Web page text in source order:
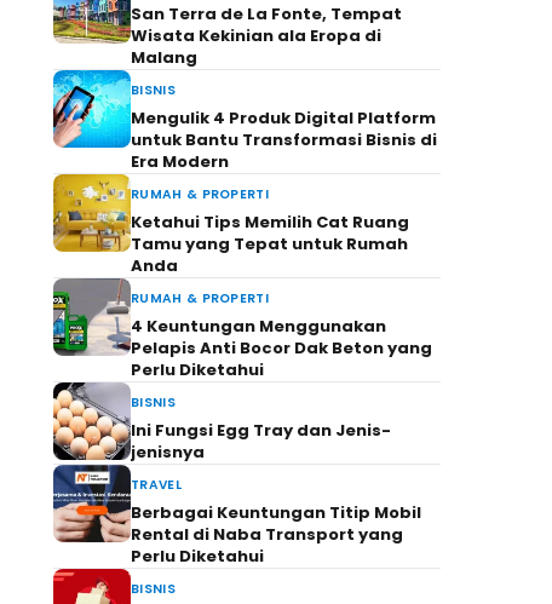
San Terra de La Fonte, Tempat
Wisata Kekinian ala Eropa di
Malang
BISNIS
Mengulik 4 Produk Digital Platform
untuk Bantu Transformasi Bisnis di
Era Modern
RUMAH & PROPERTI
Ketahui Tips Memilih Cat Ruang
Tamu yang Tepat untuk Rumah
Anda
RUMAH & PROPERTI
4 Keuntungan Menggunakan
Pelapis Anti Bocor Dak Beton yang
Perlu Diketahui
BISNIS
Ini Fungsi Egg Tray dan Jenis-
jenisnya
TRAVEL
Berbagai Keuntungan Titip Mobil
Rental di Naba Transport yang
Perlu Diketahui
BISNIS